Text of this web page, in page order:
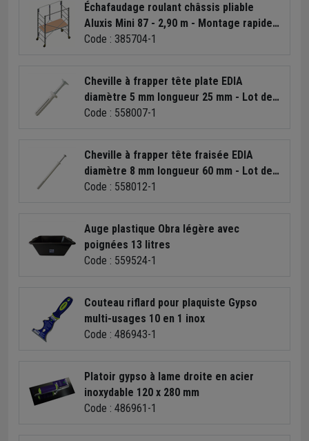
Échafaudage roulant châssis pliable
Aluxis Mini 87 - 2,90 m - Montage rapide -
Aluminium - Altrad
Code : 385704-1
Cheville à frapper tête plate EDIA
diamètre 5 mm longueur 25 mm - Lot de
200
Code : 558007-1
Cheville à frapper tête fraisée EDIA
diamètre 8 mm longueur 60 mm - Lot de
100
Code : 558012-1
Auge plastique Obra légère avec
poignées 13 litres
Code : 559524-1
Couteau riflard pour plaquiste Gypso
multi-usages 10 en 1 inox
Code : 486943-1
Platoir gypso à lame droite en acier
inoxydable 120 x 280 mm
Code : 486961-1